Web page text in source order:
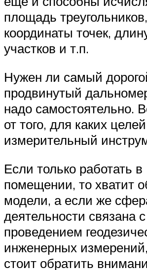
площадь
координаты точек,
участков и т.п.
Нужен ли самый
продвинутый
надо самостоятельно.
от того, для каких
измерительный
Если только работать в
помещении, то хватит
модели, а если же
деятельности связана с
проведением
инженерных
стоит обратить